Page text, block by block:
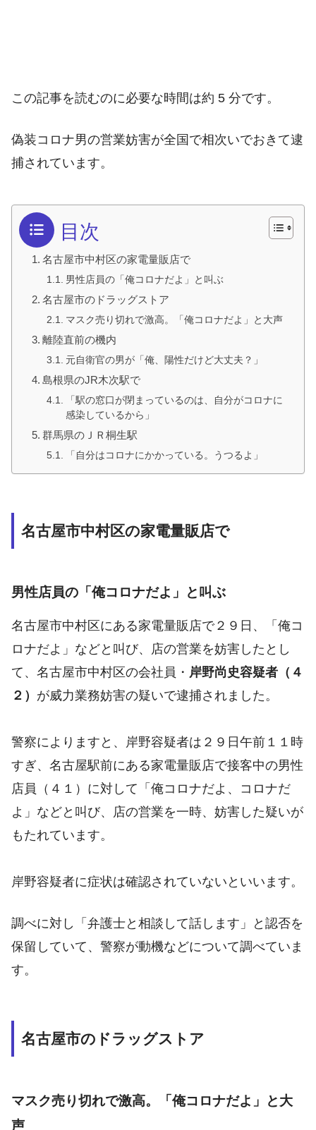
この記事を読むのに必要な時間は約 5 分です。
偽装コロナ男の営業妨害が全国で相次いでおきて逮
捕されています。
目次
名古屋市中村区の家電量販店で
男性店員の「俺コロナだよ」と叫ぶ
名古屋市のドラッグストア
マスク売り切れで激高。「俺コロナだよ」と大声
離陸直前の機内
元自衛官の男が「俺、陽性だけど大丈夫？」
島根県のJR木次駅で
「駅の窓口が閉まっているのは、自分がコロナに
感染しているから」
群馬県のＪＲ桐生駅
「自分はコロナにかかっている。うつるよ」
名古屋市中村区の家電量販店で
男性店員の「俺コロナだよ」と叫ぶ
名古屋市中村区にある家電量販店で２９日、「俺コ
ロナだよ」などと叫び、店の営業を妨害したとし
て、名古屋市中村区の会社員・ 岸野尚史容疑者（４
２） が威力業務妨害の疑いで逮捕されました。
警察によりますと、岸野容疑者は２９日午前１１時
すぎ、名古屋駅前にある家電量販店で接客中の男性
店員（４１）に対して「俺コロナだよ、コロナだ
よ」などと叫び、店の営業を一時、妨害した疑いが
もたれています。
岸野容疑者に症状は確認されていないといいます。
調べに対し「弁護士と相談して話します」と認否を
保留していて、警察が動機などについて調べていま
す。
名古屋市のドラッグストア
マスク売り切れで激高。「俺コロナだよ」と大
声